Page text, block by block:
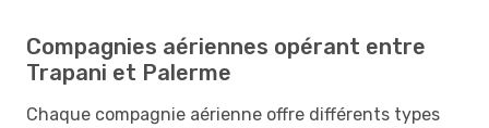
Compagnies aériennes opérant entre
Trapani et Palerme
Chaque compagnie aérienne offre différents types